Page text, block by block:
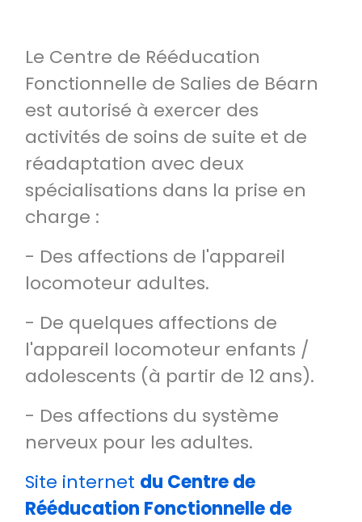
Le Centre de Rééducation
Fonctionnelle de Salies de Béarn
est autorisé à exercer des
activités de soins de suite et de
réadaptation avec deux
spécialisations dans la prise en
charge :
- Des affections de l'appareil
locomoteur adultes.
- De quelques affections de
l'appareil locomoteur enfants /
adolescents (à partir de 12 ans).
- Des affections du système
nerveux pour les adultes.
Site internet du Centre de
Rééducation Fonctionnelle de